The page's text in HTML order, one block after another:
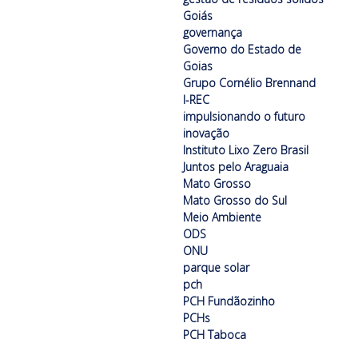
Goiás
governança
Governo do Estado de
Goias
Grupo Cornélio Brennand
I-REC
impulsionando o futuro
inovação
Instituto Lixo Zero Brasil
Juntos pelo Araguaia
Mato Grosso
Mato Grosso do Sul
Meio Ambiente
ODS
ONU
parque solar
pch
PCH Fundãozinho
PCHs
PCH Taboca